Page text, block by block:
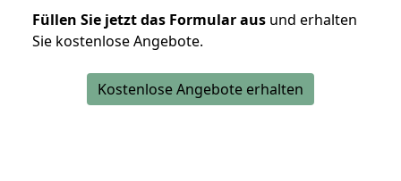
Füllen Sie jetzt das Formular aus und erhalten
Sie kostenlose Angebote.
Kostenlose Angebote erhalten